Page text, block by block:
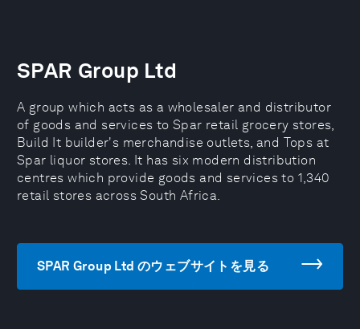
SPAR Group Ltd
A group which acts as a wholesaler and distributor
of goods and services to Spar retail grocery stores,
Build It builder's merchandise outlets, and Tops at
Spar liquor stores. It has six modern distribution
centres which provide goods and services to 1,340
retail stores across South Africa.
SPAR Group Ltd のウェブサイトを見る